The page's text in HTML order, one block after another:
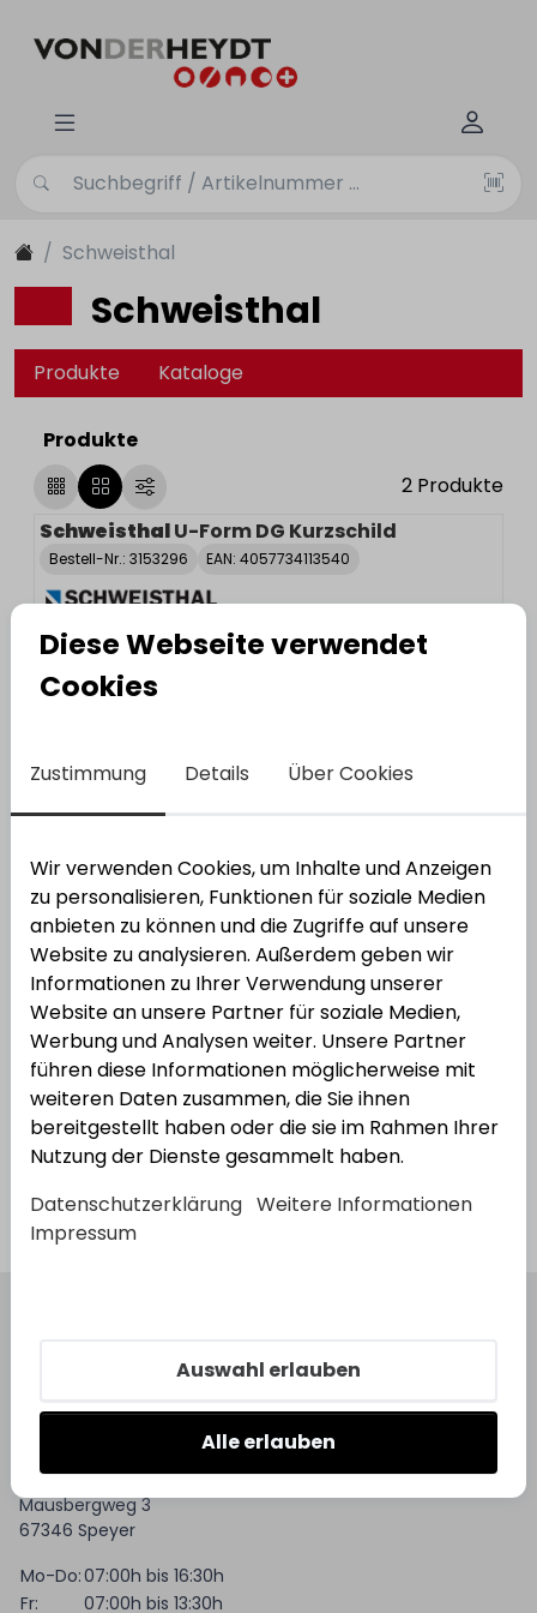
Schweisthal
Schweisthal
Produkte Kataloge
Produkte
2 Produkte
SchweisthalU-Form DG Kurzschild
Bestell-Nr.: 3153296 EAN: 4057734113540
Bestell-Nr.:3153297 EAN: 4057734113557
Kataloge
VON DER HEYDT GMBH
Mausbergweg 3
67346 Speyer
Mo-Do:07:00h bis 16:30h
Fr:
07:00h bis 13:30h
Diese Webseite verwendet
Cookies
Zustimmung Details Über Cookies
Wir verwenden Cookies, um Inhalte und Anzeigen
zu personalisieren, Funktionen für soziale Medien
anbieten zu können und die Zugriffe auf unsere
Website zu analysieren. Außerdem geben wir
Informationen zu Ihrer Verwendung unserer
Website an unsere Partner für soziale Medien,
Werbung und Analysen weiter. Unsere Partner
führen diese Informationen möglicherweise mit
weiteren Daten zusammen, die Sie ihnen
bereitgestellt haben oder die sie im Rahmen Ihrer
Nutzung der Dienste gesammelt haben.
Datenschutzerklärung Weitere Informationen
Impressum
Auswahl erlauben
Alle erlauben